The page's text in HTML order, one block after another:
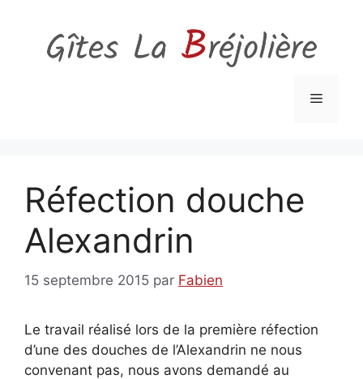
contenu
Menu
Réfection douche
Alexandrin
15 septembre 2015 par Fabien
Le travail réalisé lors de la première réfection
d’une des douches de l’Alexandrin ne nous
convenant pas, nous avons demandé au